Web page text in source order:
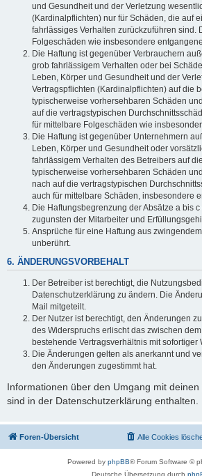
und Gesundheit und der Verletzung
(Kardinalpflichten) nur für Schäden, die auf
fahrlässiges Verhalten zurückzuführen sind.
Folgeschäden wie insbesondere
Die Haftung ist gegenüber Verbrauchern
grob fahrlässigem Verhalten oder bei
Leben, Körper und Gesundheit und der
Vertragspflichten (Kardinalpflichten) auf die
typischerweise vorhersehbaren Schäden
auf die vertragstypischen
für mittelbare Folgeschäden wie
Die Haftung ist gegenüber Unternehmern
Leben, Körper und Gesundheit oder
fahrlässigem Verhalten des Betreibers auf
typischerweise vorhersehbaren Schäden
nach auf die vertragstypischen
auch für mittelbare Schäden, insbesondere
Die Haftungsbegrenzung der Absätze a bis
zugunsten der Mitarbeiter und
Ansprüche für eine Haftung aus
unberührt.
6. ÄNDERUNGSVORBEHALT
Der Betreiber ist berechtigt, die
Datenschutzerklärung zu ändern. Die
Mail mitgeteilt.
Der Nutzer ist berechtigt, den Änderungen
des Widerspruchs erlischt das zwischen
bestehende Vertragsverhältnis mit sofortiger
Die Änderungen gelten als anerkannt und
den Änderungen zugestimmt hat.
Informationen über den Umgang mit
sind in der Datenschutzerklärung enthalten.
Foren-Übersicht Alle Cookies
Powered by phpBB® Forum Software ©
Deutsche Übersetzung durch